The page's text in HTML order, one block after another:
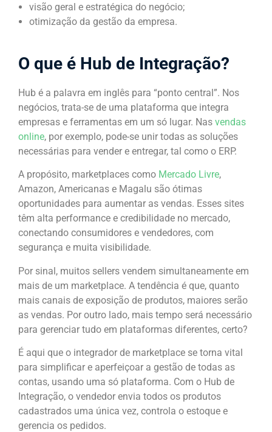
visão geral e estratégica do negócio;
otimização da gestão da empresa.
O que é Hub de Integração?
Hub é a palavra em inglês para “ponto central”. Nos
negócios, trata-se de uma plataforma que integra
empresas e ferramentas em um só lugar. Nas vendas
online, por exemplo, pode-se unir todas as soluções
necessárias para vender e entregar, tal como o ERP.
A propósito, marketplaces como Mercado Livre,
Amazon, Americanas e Magalu são ótimas
oportunidades para aumentar as vendas. Esses sites
têm alta performance e credibilidade no mercado,
conectando consumidores e vendedores, com
segurança e muita visibilidade.
Por sinal, muitos sellers vendem simultaneamente em
mais de um marketplace. A tendência é que, quanto
mais canais de exposição de produtos, maiores serão
as vendas. Por outro lado, mais tempo será necessário
para gerenciar tudo em plataformas diferentes, certo?
É aqui que o integrador de marketplace se torna vital
para simplificar e aperfeiçoar a gestão de todas as
contas, usando uma só plataforma. Com o Hub de
Integração, o vendedor envia todos os produtos
cadastrados uma única vez, controla o estoque e
gerencia os pedidos.